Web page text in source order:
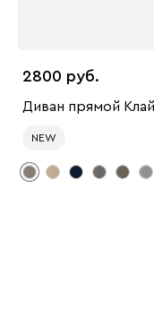
2800
Диван прямой
NEW